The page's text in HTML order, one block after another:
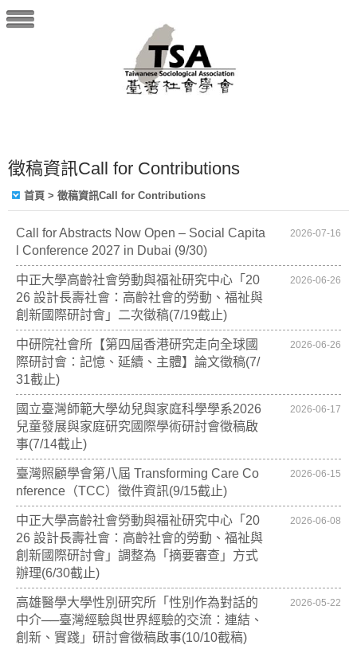
徵稿資訊Call for Contributions
首頁 > 徵稿資訊Call for Contributions
Call for Abstracts Now Open – Social Capita
l Conference 2027 in Dubai (9/30)
2026-07-16
中正大學高齡社會勞動與福祉研究中心「20
26 設計長壽社會：高齡社會的勞動、福祉與
創新國際研討會」二次徵稿(7/19截止)
2026-06-26
中研院社會所【第四屆香港研究走向全球國
際研討會：記憶、延續、主體】論文徵稿(7/
31截止)
2026-06-26
國立臺灣師範大學幼兒與家庭科學學系2026
兒童發展與家庭研究國際學術研討會徵稿啟
事(7/14截止)
2026-06-17
臺灣照顧學會第八屆 Transforming Care Co
nference（TCC）徵件資訊(9/15截止)
2026-06-15
中正大學高齡社會勞動與福祉研究中心「20
26 設計長壽社會：高齡社會的勞動、福祉與
創新國際研討會」調整為「摘要審查」方式
辦理(6/30截止)
2026-06-08
高雄醫學大學性別研究所「性別作為對話的
中介──臺灣經驗與世界經驗的交流：連結、
創新、實踐」研討會徵稿啟事(10/10截稿)
2026-05-22